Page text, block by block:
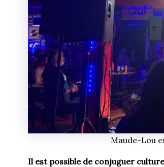
Maude-Lou
Il est possible de conjuguer